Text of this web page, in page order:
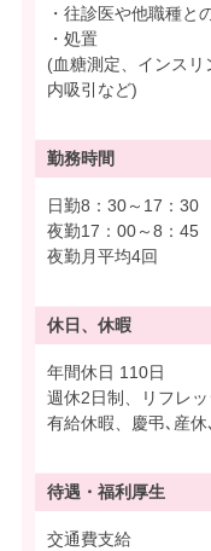
・往診医や他職種と
・処置
(血糖測定、インス
内吸引など)
勤務時間
日勤8：30～17：
夜勤17：00～8：
夜勤月平均4回
休日、休暇
年間休日 110日
週休2日制、リフレ
有給休暇、慶弔､産
待遇・ 福利厚生
交通費支給